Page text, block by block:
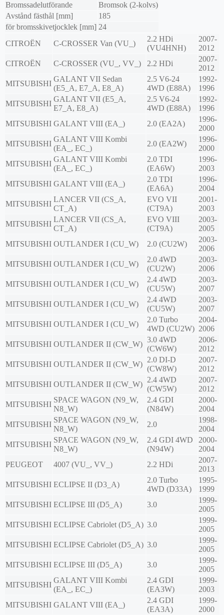
Bromssadelutförande
Bromsok (2-kolvs)
Avstånd fästhål [mm]
185
för bromsskivetjocklek [mm] 24
CITROËN
C-CROSSER Van (VU_)
2.2 HDi
(VU4HNH)
2007-
2012
CITROËN
C-CROSSER (VU_, VV_) 2.2 HDi
2007-
2012
MITSUBISHI
GALANT VII Sedan
(E5_A, E7_A, E8_A)
2.5 V6-24
4WD (E88A)
1992-
1996
MITSUBISHI
GALANT VII (E5_A,
E7_A, E8_A)
2.5 V6-24
4WD (E88A)
1992-
1996
MITSUBISHI GALANT VIII (EA_) 2.0 (EA2A)
1996-
2000
MITSUBISHI
GALANT VIII Kombi
(EA_, EC_)
2.0 (EA2W)
1996-
2000
MITSUBISHI
GALANT VIII Kombi
(EA_, EC_)
2.0 TDI
(EA6W)
1996-
2003
MITSUBISHI GALANT VIII (EA_)
2.0 TDI
(EA6A)
1996-
2004
MITSUBISHI
LANCER VII (CS_A,
CT_A)
EVO VII
(CT9A)
2001-
2003
MITSUBISHI
LANCER VII (CS_A,
CT_A)
EVO VIII
(CT9A)
2003-
2005
MITSUBISHI OUTLANDER I (CU_W) 2.0 (CU2W)
2003-
2006
MITSUBISHI OUTLANDER I (CU_W)
2.0 4WD
(CU2W)
2003-
2006
MITSUBISHI OUTLANDER I (CU_W)
2.4 4WD
(CU5W)
2003-
2007
MITSUBISHI OUTLANDER I (CU_W)
2.4 4WD
(CU5W)
2003-
2007
MITSUBISHI OUTLANDER I (CU_W)
2.0 Turbo
4WD (CU2W)
2004-
2006
MITSUBISHI OUTLANDER II (CW_W)
3.0 4WD
(CW6W)
2006-
2012
MITSUBISHI OUTLANDER II (CW_W)
2.0 DI-D
(CW8W)
2007-
2012
MITSUBISHI OUTLANDER II (CW_W)
2.4 4WD
(CW5W)
2007-
2012
MITSUBISHI
SPACE WAGON (N9_W,
N8_W)
2.4 GDI
(N84W)
2000-
2004
MITSUBISHI
SPACE WAGON (N9_W,
N8_W)
2.0
1998-
2004
MITSUBISHI
SPACE WAGON (N9_W,
N8_W)
2.4 GDI 4WD
(N94W)
2000-
2004
PEUGEOT
4007 (VU_, VV_) 2.2 HDi
2007-
2013
MITSUBISHI ECLIPSE II (D3_A)
2.0 Turbo
4WD (D33A)
1995-
1999
MITSUBISHI ECLIPSE III (D5_A) 3.0
1999-
2005
MITSUBISHI ECLIPSE Cabriolet (D5_A) 3.0
1999-
2005
MITSUBISHI ECLIPSE Cabriolet (D5_A) 3.0
1999-
2005
MITSUBISHI ECLIPSE III (D5_A) 3.0
1999-
2005
MITSUBISHI
GALANT VIII Kombi
(EA_, EC_)
2.4 GDI
(EA3W)
1999-
2003
MITSUBISHI GALANT VIII (EA_)
2.4 GDI
(EA3A)
1999-
2000